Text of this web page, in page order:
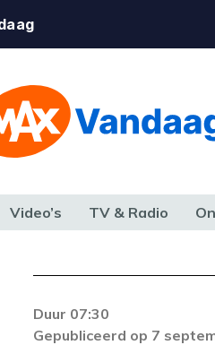
Video’s TV & Radio
De gewenste
beschikbaar. Als het
Duur 07:30
Gepubliceerd op 7